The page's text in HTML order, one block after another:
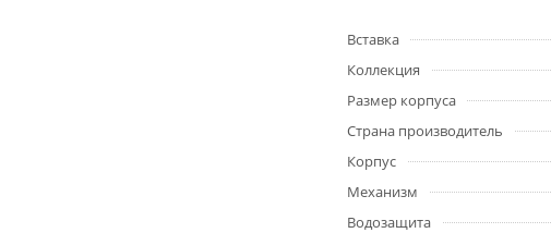
Вставка
Коллекция
Размер корпуса
Страна производитель
Корпус
Механизм
Водозащита